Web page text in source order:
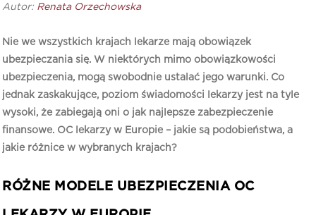
Autor: Renata Orzechowska
Nie we wszystkich krajach lekarze mają obowiązek
ubezpieczania się. W niektórych mimo obowiązkowości
ubezpieczenia, mogą swobodnie ustalać jego warunki. Co
jednak zaskakujące, poziom świadomości lekarzy jest na tyle
wysoki, że zabiegają oni o jak najlepsze zabezpieczenie
finansowe. OC lekarzy w Europie – jakie są podobieństwa, a
jakie różnice w wybranych krajach?
RÓŻNE MODELE UBEZPIECZENIA OC